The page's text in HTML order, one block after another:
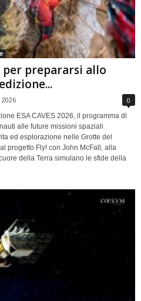
per prepararsi allo
0
ESA CAVES 2026, il programma di
alle future missioni spaziali
ed esplorazione nelle Grotte del
progetto Fly! con John McFall, alla
della Terra simulano le sfide della